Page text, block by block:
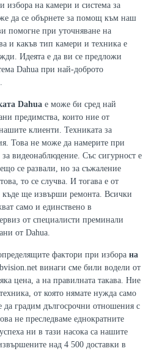
избора на камери и система за
да се обърнете за помощ към наш
помогне при уточняване на
и какъв тип камери и техника е
Идеята е да ви се предложи
Dahua при най-доброто
Dahua е може би сред най
предимства, които ние от
клиенти. Техниката за
Това не може да намерите при
видеонаблюдение. Със сигурност е
се развали, но за съжаление
то се случва. И тогава е от
къде ще извърши ремонта. Всички
само и единствено в
от специалисти преминали
от Dahua.
фактори при избора на
винаги сме били водели от
цена, а на правилната такава. Ние
от която нямате нужда само
да градим дългосрочни отношения с
не преследваме еднократните
ни в тази насока са нашите
над 4 500 доставки в